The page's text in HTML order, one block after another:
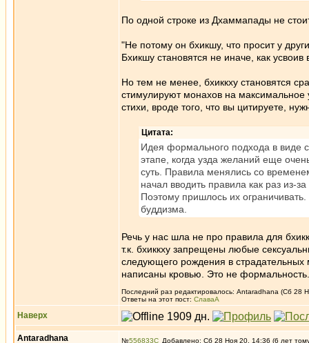
По одной строке из Дхаммапады не
"Не потому он бхикшу, что просит у
Бхикшу становятся не иначе, как
Но тем не менее, бхиккху становятся
стимулируют монахов на максимальное
стихи, вроде того, что вы цитируете,
Цитата:
Идея формального подхода в виде
этапе, когда узда желаний еще
суть. Правила менялись со
начал вводить правила как раз из-
Поэтому пришлось их
буддизма.
Речь у нас шла не про правила для
т.к. бхиккху запрещены любые
следующего рождения в страдательных
написаны кровью. Это не формальность.
Последний раз редактировалось: Antaradhana (Сб 28
Ответы на этот пост: СлаваА
Наверх
Antaradhana №556833 Добавлено: Сб 28 Ноя 20, 14:36 (6 лет